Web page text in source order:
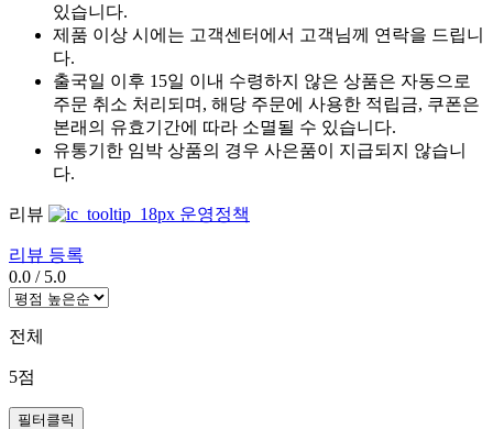
있습니다.
제품 이상 시에는 고객센터에서 고객님께 연락을 드립니
다.
출국일 이후 15일 이내 수령하지 않은 상품은 자동으로
주문 취소 처리되며, 해당 주문에 사용한 적립금, 쿠폰은
본래의 유효기간에 따라 소멸될 수 있습니다.
유통기한 임박 상품의 경우 사은품이 지급되지 않습니
다.
리뷰 운영정책
리뷰 등록
0.0 / 5.0
전체
5점
필터클릭